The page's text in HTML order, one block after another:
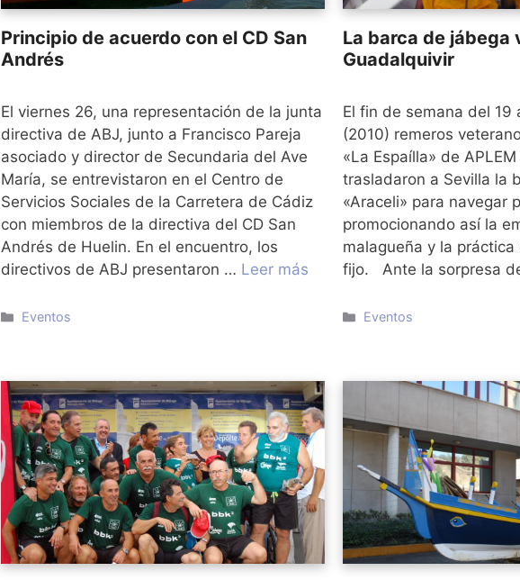
Principio de acuerdo con el CD San
Andrés
El viernes 26, una representación de la junta
directiva de ABJ, junto a Francisco Pareja
asociado y director de Secundaria del Ave
María, se entrevistaron en el Centro de
Servicios Sociales de la Carretera de Cádiz
con miembros de la directiva del CD San
Andrés de Huelin. En el encuentro, los
directivos de ABJ presentaron … Leer más
Categorías
Eventos
La barca de jábega
Guadalquivir
El fin de semana del 19
(2010) remeros
«La Espaílla» de
trasladaron a Sevilla la
«Araceli» para navegar
promocionando así la
malagueña y la
fijo. Ante la sorpresa
Categorías
Eventos